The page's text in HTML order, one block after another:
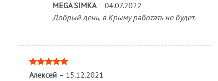
MEGA SIMKA – 04.07.2022
Добрый день, в Крыму работать не будет.
Оценка
Алексей – 15.12.2021